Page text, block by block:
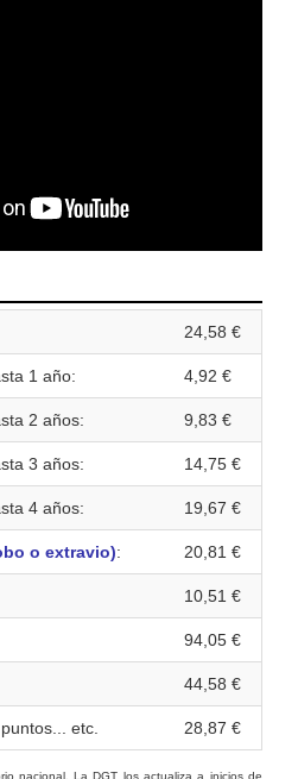
24,58 €
1 año: 4,92 €
2 años: 9,83 €
3 años: 14,75 €
4 años: 19,67 €
o extravio): 20,81 €
10,51 €
94,05 €
44,58 €
etc. 28,87 €
nacional. La DGT los actualiza a inicios de